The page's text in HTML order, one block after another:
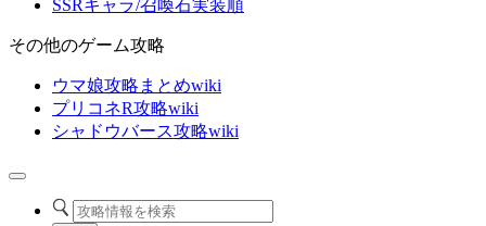
SSRキャラ/召喚石実装順
その他のゲーム攻略
ウマ娘攻略まとめwiki
プリコネR攻略wiki
シャドウバース攻略wiki